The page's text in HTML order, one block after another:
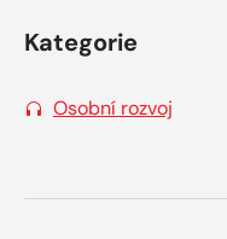
Kategorie
Osobní rozvoj